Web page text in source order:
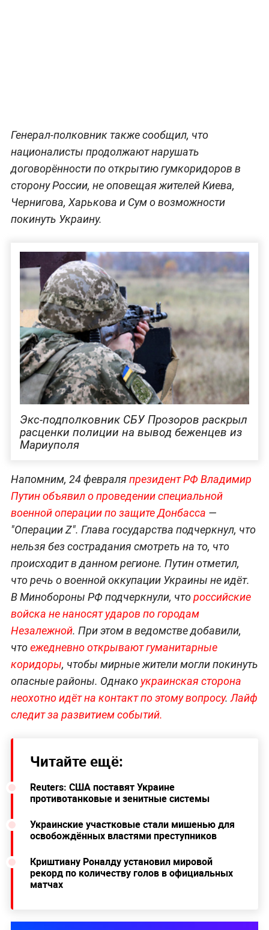
Генерал-полковник также сообщил, что
националисты продолжают нарушать
договорённости по открытию гумкоридоров в
сторону России, не оповещая жителей Киева,
Чернигова, Харькова и Сум о возможности
покинуть Украину.
Экс-подполковник СБУ Прозоров раскрыл
расценки полиции на вывод беженцев из
Мариуполя
Напомним, 24 февраля президент РФ Владимир
Путин объявил о проведении специальной
военной операции по защите Донбасса —
"Операции Z". Глава государства подчеркнул, что
нельзя без сострадания смотреть на то, что
происходит в данном регионе. Путин отметил,
что речь о военной оккупации Украины не идёт.
В Минобороны РФ подчеркнули, чтороссийские
войска не наносят ударов по городам
Незалежной. При этом в ведомстве добавили,
чтоежедневно открывают гуманитарные
коридоры, чтобы мирные жители могли покинуть
опасные районы. Однако украинская сторона
неохотно идёт на контакт по этому вопросу.Лайф
следит за развитием событий.
Читайте ещё:
Reuters: США поставят Украине
противотанковые и зенитные системы
Украинские участковые стали мишенью для
освобождённых властями преступников
Криштиану Роналду установил мировой
рекорд по количеству голов в официальных
матчах